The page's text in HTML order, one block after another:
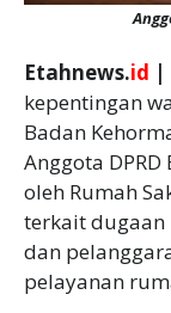
Etahnews.id |
kepentingan
Badan
Anggota
oleh Rumah
terkait dugaan
dan
pelayanan